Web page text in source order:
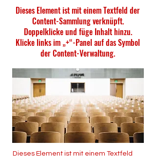
Dieses Element ist mit einem Textfeld der
Content-Sammlung verknüpft.
Doppelklicke und füge Inhalt hinzu.
Klicke links im „+“-Panel auf das Symbol
der Content-Verwaltung.
Dieses Element ist mit einem Textfeld